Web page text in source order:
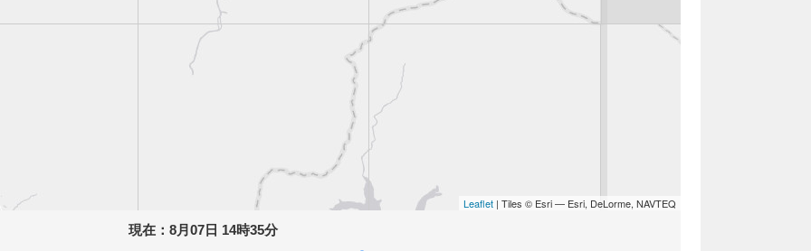
Leaflet | Tiles © Esri — Esri, DeLorme, NAVTEQ
現在： 8月07日 14時35分